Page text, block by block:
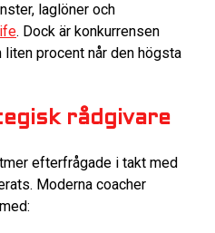
laglöner och
. Dock är konkurrensen
procent når den högsta
rådgivare
efterfrågade i takt med
Moderna coacher